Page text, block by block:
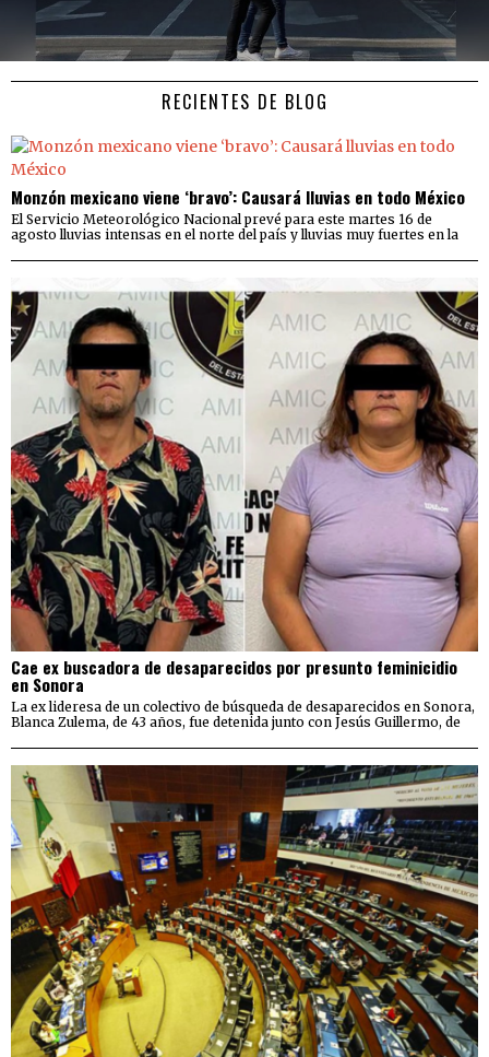
RECIENTES DE BLOG
Monzón mexicano viene ‘bravo’: Causará lluvias en todo México
El Servicio Meteorológico Nacional prevé para este martes 16 de
agosto lluvias intensas en el norte del país y lluvias muy fuertes en la
Cae ex buscadora de desaparecidos por presunto feminicidio
en Sonora
La ex lideresa de un colectivo de búsqueda de desaparecidos en Sonora,
Blanca Zulema, de 43 años, fue detenida junto con Jesús Guillermo, de